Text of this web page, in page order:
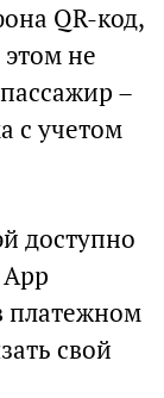
QR-код,
не
–
с учетом
доступно
платежном
свой